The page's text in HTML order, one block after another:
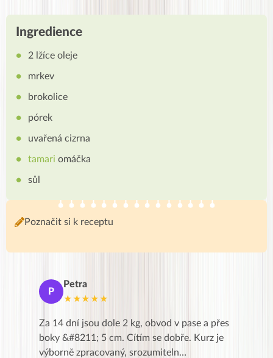
Ingredience
2 lžíce oleje
mrkev
brokolice
pórek
uvařená cizrna
tamari omáčka
sůl
Poznačit si k receptu
P
Petra
★★★★★
Za 14 dní jsou dole 2 kg, obvod v pase a přes
boky &#8211; 5 cm. Cítím se dobře. Kurz je
výborně zpracovaný, srozumiteln…